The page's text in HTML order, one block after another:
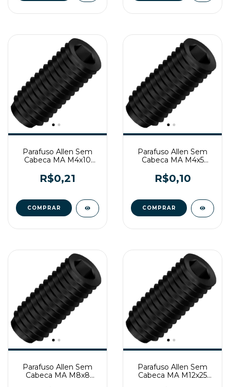
Parafuso Allen Sem
Cabeca MA M4x10
R$0,21
Parafuso Allen Sem
Cabeca MA M4x5
R$0,10
Parafuso Allen Sem
Cabeca MA M8x8
Parafuso Allen Sem
Cabeca MA M12x25